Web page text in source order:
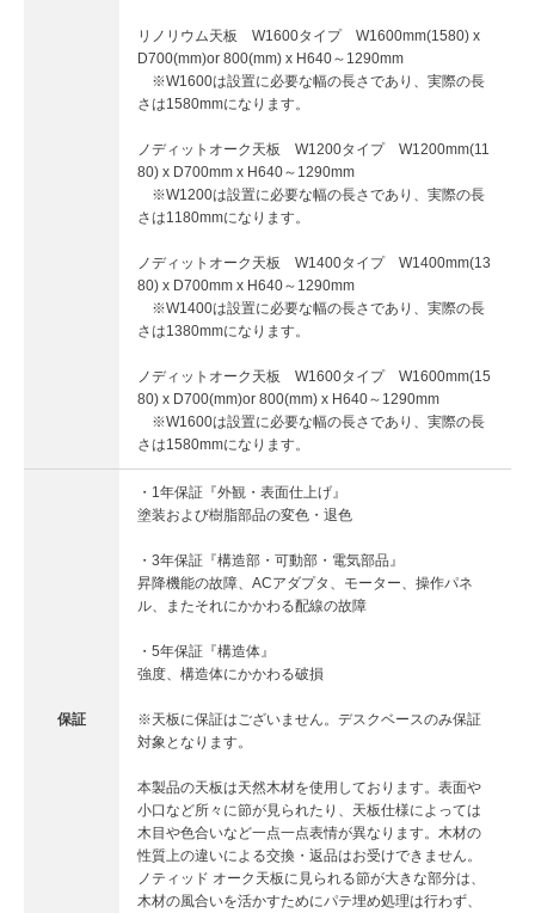
リノリウム天板 W1600タイプ W1600mm(1580) x
D700(mm)or 800(mm) x H640～1290mm
※W1600は設置に必要な幅の長さであり、実際の長
さは1580mmになります。
ノディットオーク天板 W1200タイプ W1200mm(11
80) x D700mm x H640～1290mm
※W1200は設置に必要な幅の長さであり、実際の長
さは1180mmになります。
ノディットオーク天板 W1400タイプ W1400mm(13
80) x D700mm x H640～1290mm
※W1400は設置に必要な幅の長さであり、実際の長
さは1380mmになります。
ノディットオーク天板 W1600タイプ W1600mm(15
80) x D700(mm)or 800(mm) x H640～1290mm
※W1600は設置に必要な幅の長さであり、実際の長
さは1580mmになります。
保証
・1年保証『外観・表面仕上げ』
塗装および樹脂部品の変色・退色
・3年保証『構造部・可動部・電気部品』
昇降機能の故障、ACアダプタ、モーター、操作パネ
ル、またそれにかかわる配線の故障
・5年保証『構造体』
強度、構造体にかかわる破損
※天板に保証はございません。デスクベースのみ保証
対象となります。
本製品の天板は天然木材を使用しております。表面や
小口など所々に節が見られたり、天板仕様によっては
木目や色合いなど一点一点表情が異なります。木材の
性質上の違いによる交換・返品はお受けできません。
ノティッド オーク天板に見られる節が大きな部分は、
木材の風合いを活かすためにパテ埋め処理は行わず、